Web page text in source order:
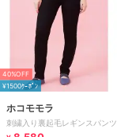
40%OFF
¥1500ｸｰﾎﾟﾝ
ホコモモラ
刺繍入り裏起毛レギンスパンツ